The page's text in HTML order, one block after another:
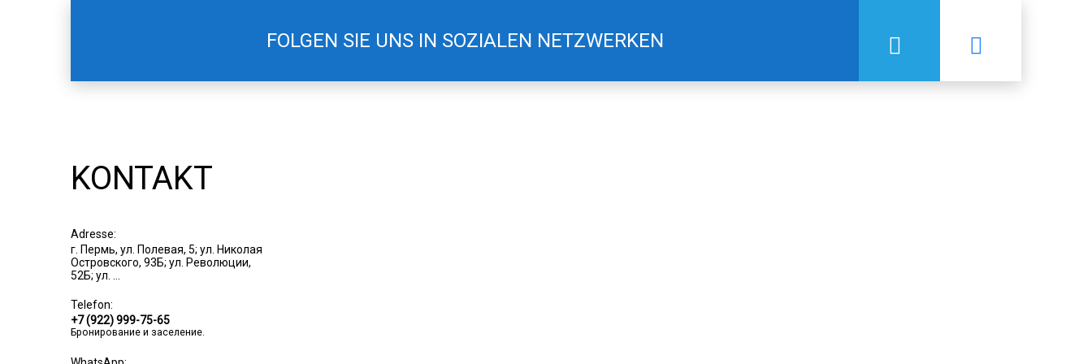
FOLGEN SIE UNS IN SOZIALEN NETZWERKEN
KONTAKT
Adresse:
г. Пермь, ул. Полевая, 5; ул. Николая
Островского, 93Б; ул. Революции,
52Б; ул. ...
Telefon:
+7 (922) 999-75-65
Бронирование и заселение.